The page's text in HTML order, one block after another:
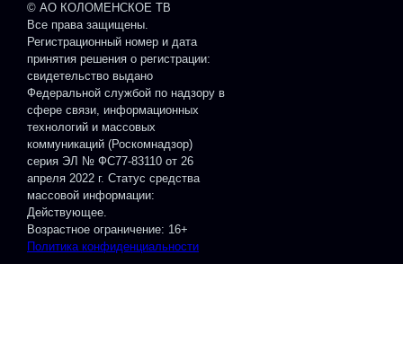
© АО КОЛОМЕНСКОЕ ТВ
Все права защищены.
Регистрационный номер и дата
принятия решения о регистрации:
свидетельство выдано
Федеральной службой по надзору в
сфере связи, информационных
технологий и массовых
коммуникаций (Роскомнадзор)
серия ЭЛ № ФС77-83110 от 26
апреля 2022 г. Статус средства
массовой информации:
Действующее.
Возрастное ограничение: 16+
Политика конфиденциальности